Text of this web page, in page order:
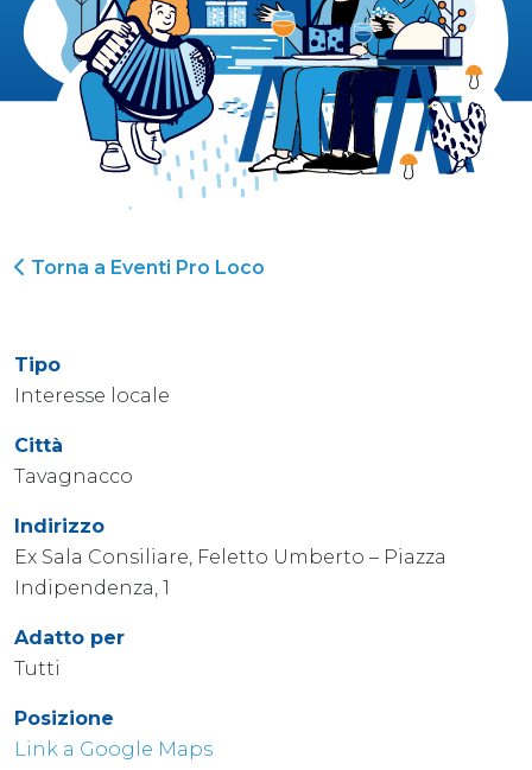
Torna a Eventi Pro Loco
Tipo
Interesse locale
Città
Tavagnacco
Indirizzo
Ex Sala Consiliare, Feletto Umberto – Piazza
Indipendenza, 1
Adatto per
Tutti
Posizione
Link a Google Maps